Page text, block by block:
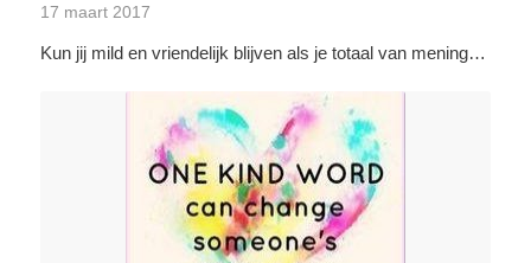
17 maart 2017
Kun jij mild en vriendelijk blijven als je totaal van mening…